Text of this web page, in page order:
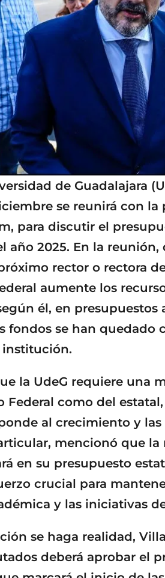
de Guadalajara
se reunirá con la
para discutir el
año 2025. En la
rector o rectora
aumente los
él, en
fondos se han quedado
institución.
la UdeG requiere una
Federal como del
al crecimiento y las
mencionó que la
en su presupuesto
crucial para
y las iniciativas
se haga realidad,
deberá aprobar el